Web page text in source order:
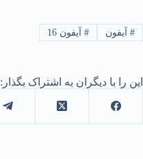
#آیفون #آیفون 16
این را با دیگران به اشتراک بگذار: